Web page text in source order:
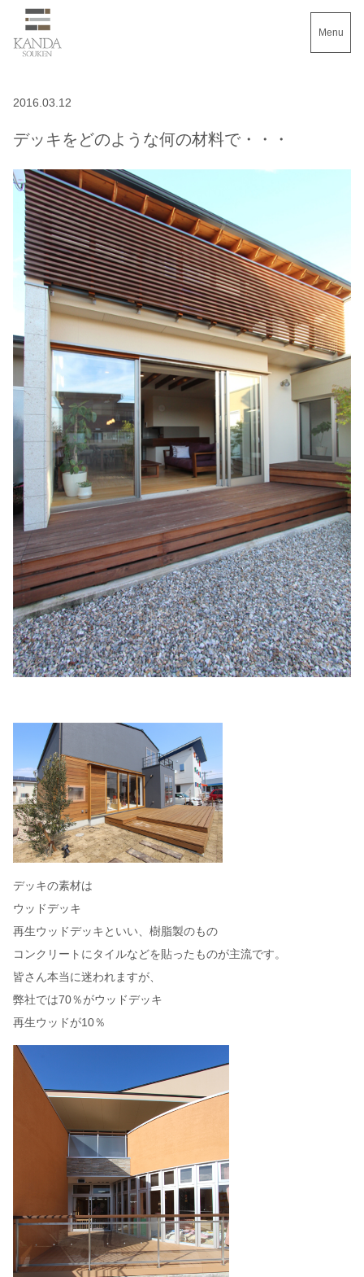
Menu
2016.03.12
デッキをどのような何の材料で・・・
デッキの素材は
ウッドデッキ
再生ウッドデッキといい、樹脂製のもの
コンクリートにタイルなどを貼ったものが主流です。
皆さん本当に迷われますが、
弊社では70％がウッドデッキ
再生ウッドが10％